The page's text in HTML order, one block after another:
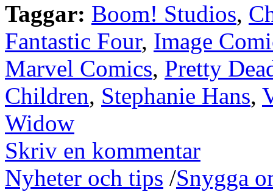
Taggar: Boom! Studios,
Fantastic Four, Image
Marvel Comics, Pretty
Children, Stephanie Hans,
Widow
Skriv en kommentar
Nyheter och tips /Snygga